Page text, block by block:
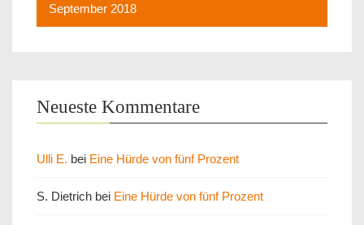
September 2018
Neueste Kommentare
Ulli E. bei Eine Hürde von fünf Prozent
S. Dietrich bei Eine Hürde von fünf Prozent